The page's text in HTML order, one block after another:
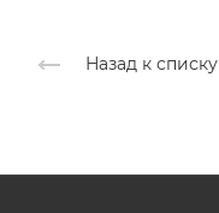
Назад к списку